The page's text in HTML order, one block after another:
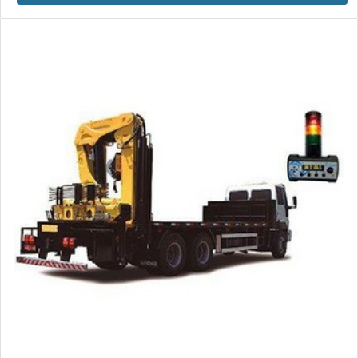
tempo real a posição do caminhão. Assim, a empresa de
inclinômetro para caminhão basculante assegura que as
operações sejam interrompidas se os limites de segurança
forem ultrapassados, evitando acidentes graves. Essa
tecnologia é essencial para proteger não apenas o
equipamento, mas também os trabalhadores envolvidos
na operação.
Além disso, a empresa realiza serviços de manutenção
periódica para garantir a precisão contínua do inclinômetro.